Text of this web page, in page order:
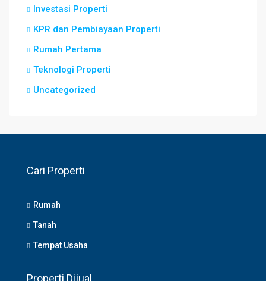
Investasi Properti
KPR dan Pembiayaan Properti
Rumah Pertama
Teknologi Properti
Uncategorized
Cari Properti
Rumah
Tanah
Tempat Usaha
Properti Dijual